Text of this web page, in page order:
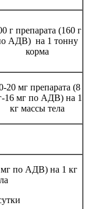
г препарата (160 г
АДВ) на 1 тонну
корма
20 мг препарата (8
16 мг по АДВ) на 1
кг массы тела
мг по АДВ) на 1 кг